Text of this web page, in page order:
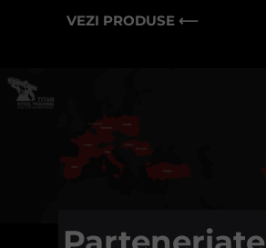
VEZI PRODUSE ⟵